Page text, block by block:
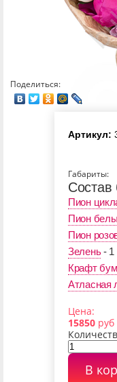
Поделиться:
Цена:
15850 руб
В
Артикул:
Габариты:
Состав
Пион
Пион
Пион
Зелень- 1
Крафт
Атласная